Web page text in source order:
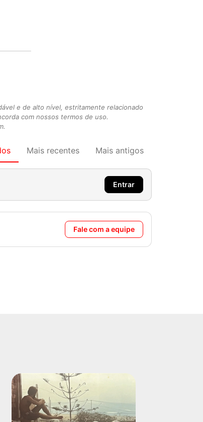
e de alto nível, estritamente relacionado
com nossos termos de uso.
Mais recentes Mais antigos
Entrar
Fale com a equipe